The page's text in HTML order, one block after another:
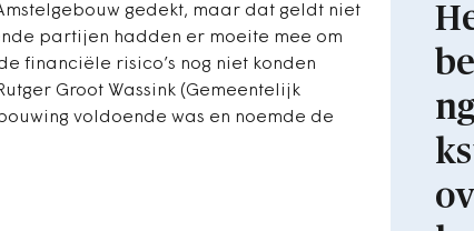
gedekt, maar dat geldt niet
partijen hadden er moeite mee om
financiële risico’s nog niet konden
Groot Wassink (Gemeentelijk
voldoende was en noemde de